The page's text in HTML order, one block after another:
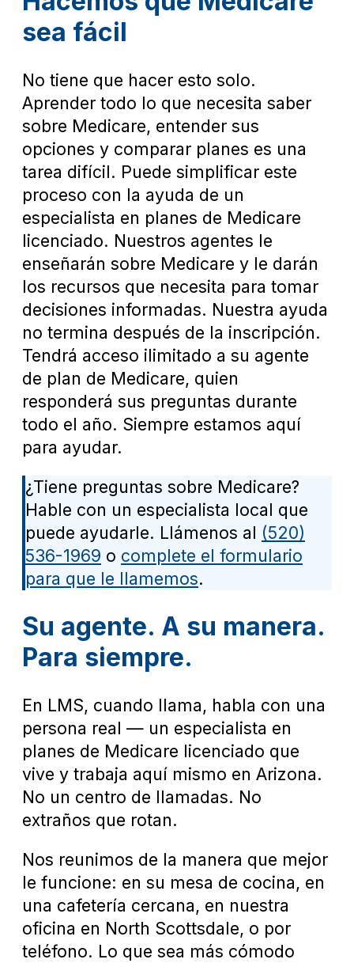
sea fácil
No tiene que hacer esto solo.
Aprender todo lo que necesita saber
sobre Medicare, entender sus
opciones y comparar planes es una
tarea difícil. Puede simplificar este
proceso con la ayuda de un
especialista en planes de Medicare
licenciado. Nuestros agentes le
enseñarán sobre Medicare y le darán
los recursos que necesita para tomar
decisiones informadas. Nuestra ayuda
no termina después de la inscripción.
Tendrá acceso ilimitado a su agente
de plan de Medicare, quien
responderá sus preguntas durante
todo el año. Siempre estamos aquí
para ayudar.
¿Tiene preguntas sobre Medicare?
Hable con un especialista local que
puede ayudarle. Llámenos al (520)
536-1969 o complete el formulario
para que le llamemos.
Su agente. A su manera.
Para siempre.
En LMS, cuando llama, habla con una
persona real — un especialista en
planes de Medicare licenciado que
vive y trabaja aquí mismo en Arizona.
No un centro de llamadas. No
extraños que rotan.
Nos reunimos de la manera que mejor
le funcione: en su mesa de cocina, en
una cafetería cercana, en nuestra
oficina en North Scottsdale, o por
teléfono. Lo que sea más cómodo